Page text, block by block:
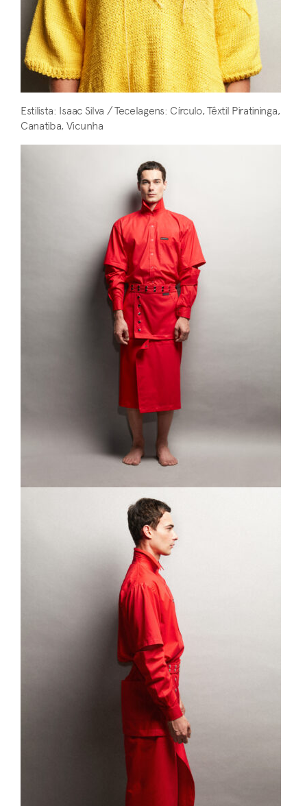
Estilista: Isaac Silva / Tecelagens: Círculo, Têxtil Piratininga,
Canatiba, Vicunha